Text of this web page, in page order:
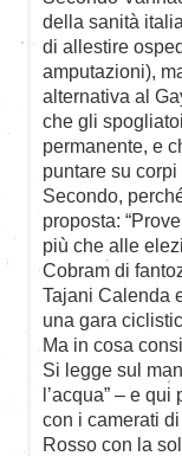
della sanità
di allestire
amputazioni),
alternativa al
che gli
permanente, e
puntare su
Secondo,
proposta:
più che alle
Cobram di
Tajani Calenda
una gara
Ma in cosa
Si legge sul
l’acqua” – e
con i camerati
Rosso con la